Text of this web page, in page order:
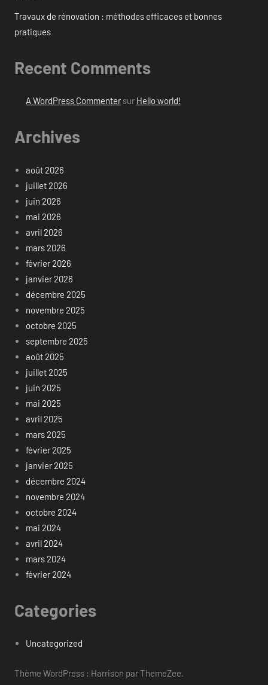
Travaux de rénovation : méthodes efficaces et bonnes
pratiques
Recent Comments
A WordPress Commentersur Hello world!
Archives
août 2026
juillet 2026
juin 2026
mai 2026
avril 2026
mars 2026
février 2026
janvier 2026
décembre 2025
novembre 2025
octobre 2025
septembre 2025
août 2025
juillet 2025
juin 2025
mai 2025
avril 2025
mars 2025
février 2025
janvier 2025
décembre 2024
novembre 2024
octobre 2024
mai 2024
avril 2024
mars 2024
février 2024
Categories
Uncategorized
Thème WordPress : Harrison par ThemeZee.